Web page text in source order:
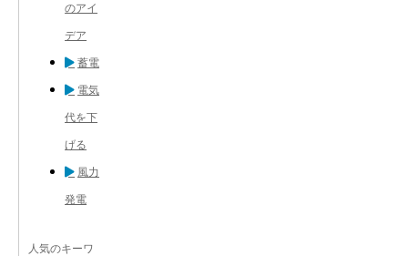
のアイ
デア
蓄電
電気
代を下
げる
風力
発電
人気のキーワ